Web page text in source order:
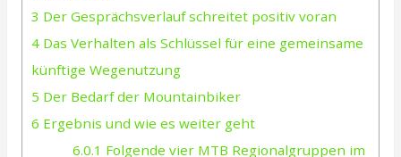
3 Der Gesprächsverlauf schreitet positiv voran
4 Das Verhalten als Schlüssel für eine gemeinsame
künftige Wegenutzung
5 Der Bedarf der Mountainbiker
6 Ergebnis und wie es weiter geht
6.0.1 Folgende vier MTB Regionalgruppen im